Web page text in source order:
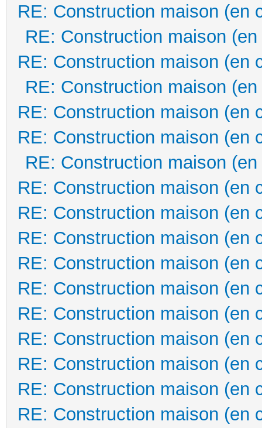
RE: Construction maison (en
RE: Construction maison
RE: Construction maison (en
RE: Construction maison
RE: Construction maison (en
RE: Construction maison (en
RE: Construction maison
RE: Construction maison (en
RE: Construction maison (en
RE: Construction maison (en
RE: Construction maison (en
RE: Construction maison (en
RE: Construction maison (en
RE: Construction maison (en
RE: Construction maison (en
RE: Construction maison (en
RE: Construction maison (en